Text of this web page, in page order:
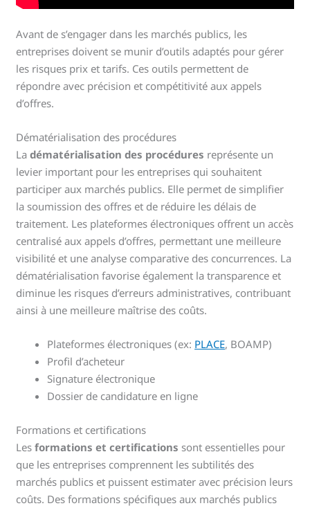
Avant de s’engager dans les marchés publics, les
entreprises doivent se munir d’outils adaptés pour gérer
les risques prix et tarifs. Ces outils permettent de
répondre avec précision et compétitivité aux appels
d’offres.
Dématérialisation des procédures
Ladématérialisation des procédures représente un
levier important pour les entreprises qui souhaitent
participer aux marchés publics. Elle permet de simplifier
la soumission des offres et de réduire les délais de
traitement. Les plateformes électroniques offrent un accès
centralisé aux appels d’offres, permettant une meilleure
visibilité et une analyse comparative des concurrences. La
dématérialisation favorise également la transparence et
diminue les risques d’erreurs administratives, contribuant
ainsi à une meilleure maîtrise des coûts.
Plateformes électroniques (ex: PLACE, BOAMP)
Profil d’acheteur
Signature électronique
Dossier de candidature en ligne
Formations et certifications
Lesformations et certifications sont essentielles pour
que les entreprises comprennent les subtilités des
marchés publics et puissent estimater avec précision leurs
coûts. Des formations spécifiques aux marchés publics